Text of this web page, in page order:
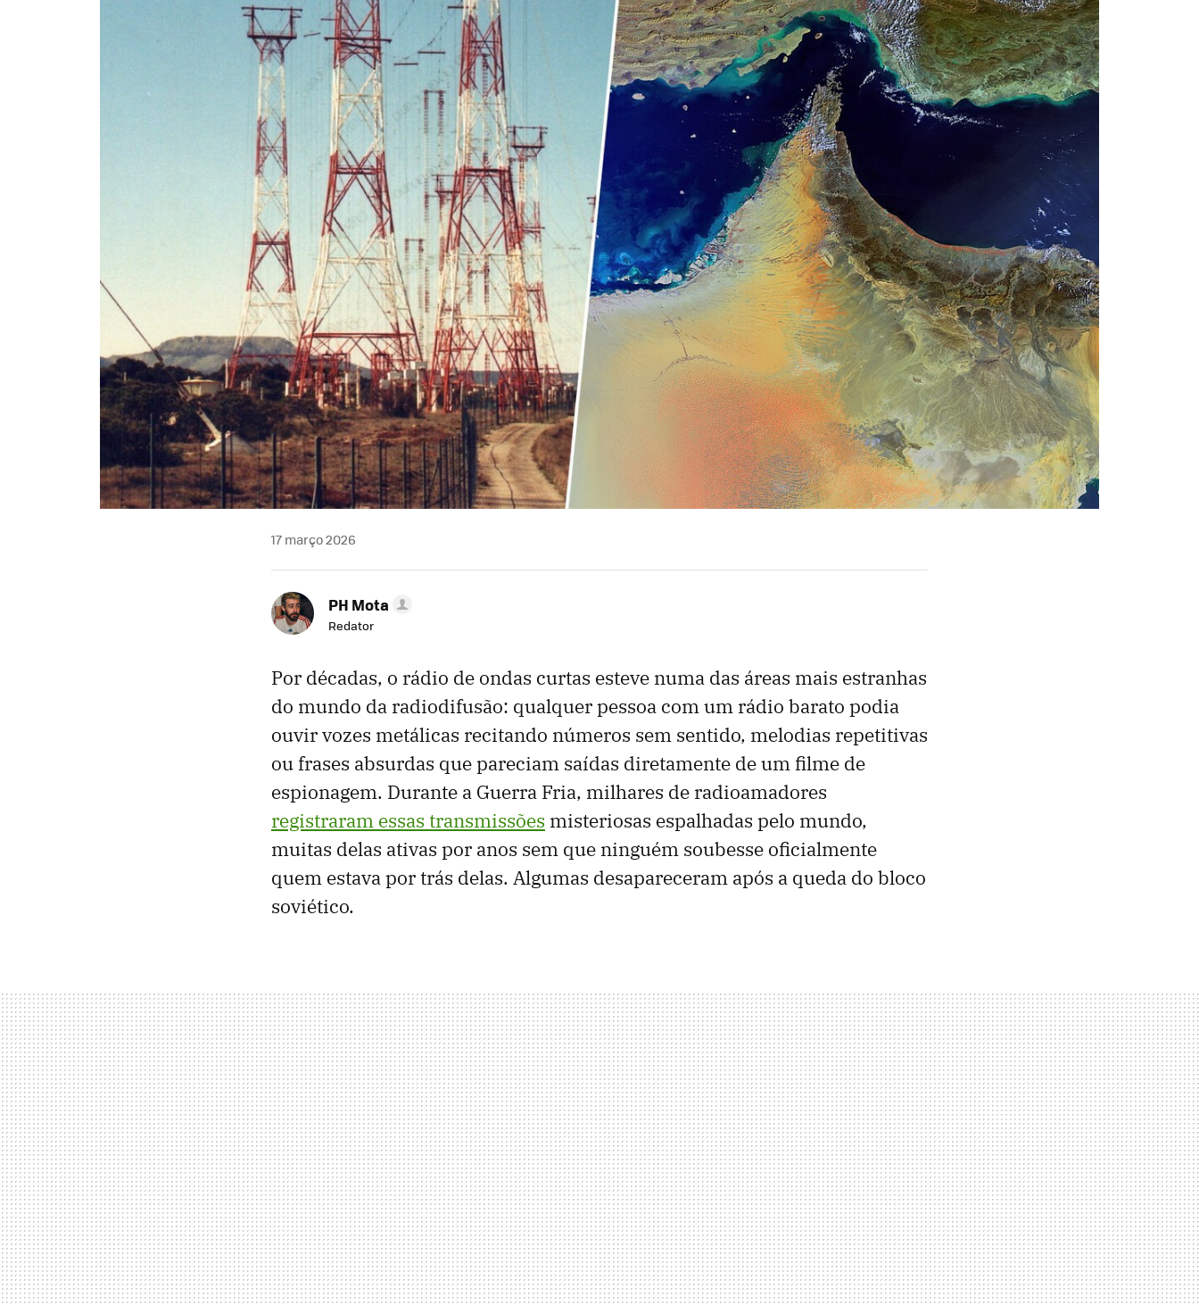
17 março 2026
PH Mota
Redator
Por décadas, o rádio de ondas curtas esteve numa das áreas mais estranhas
do mundo da radiodifusão: qualquer pessoa com um rádio barato podia
ouvir vozes metálicas recitando números sem sentido, melodias repetitivas
ou frases absurdas que pareciam saídas diretamente de um filme de
espionagem. Durante a Guerra Fria, milhares de radioamadores
registraram essas transmissões misteriosas espalhadas pelo mundo,
muitas delas ativas por anos sem que ninguém soubesse oficialmente
quem estava por trás delas. Algumas desapareceram após a queda do bloco
soviético.